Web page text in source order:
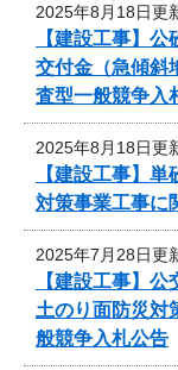
2025年8月18日更
【建設工事】
交付金（急傾斜
査型一般競争入
2025年8月18日更
【建設工事】
対策事業工事に
2025年7月28日更
【建設工事】
土のり面防災対
般競争入札公告